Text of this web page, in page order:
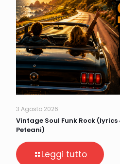
3 Agosto 2026
Vintage Soul Funk Rock
Peteani)
Leggi tutto